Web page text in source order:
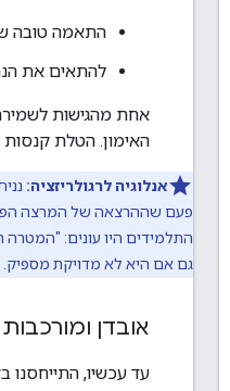
התאמה טובה
להתאים את
אחת מהגישות
האימון. הטלת
אנלוגיה לרגולריזציה:
פעם שההרצאה של המרצה
התלמידים היו עונים:
גם אם היא לא מדויקת מספיק.
אובדן ומורכבות
עד עכשיו, התייחסנו